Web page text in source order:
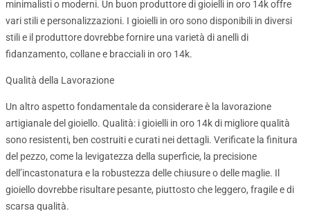
minimalisti o moderni. Un buon produttore di gioielli in oro 14k offre
vari stili e personalizzazioni. I gioielli in oro sono disponibili in diversi
stili e il produttore dovrebbe fornire una varietà di anelli di
fidanzamento, collane e bracciali in oro 14k.
Qualità della Lavorazione
Un altro aspetto fondamentale da considerare è la lavorazione
artigianale del gioiello. Qualità: i gioielli in oro 14k di migliore qualità
sono resistenti, ben costruiti e curati nei dettagli. Verificate la finitura
del pezzo, come la levigatezza della superficie, la precisione
dell’incastonatura e la robustezza delle chiusure o delle maglie. Il
gioiello dovrebbe risultare pesante, piuttosto che leggero, fragile e di
scarsa qualità.